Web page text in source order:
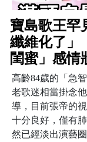
寶島歌王罕
纖維化了
閨蜜」感情
高齡84歲的「急
老歌迷相當掛念
導，目前張帝的
十分良好，僅有
然已經淡出演藝